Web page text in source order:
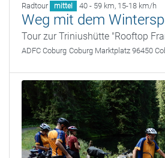
Radtour mittel 40 - 59 km, 15-18 km/h
Weg mit dem
Tour zur Triniushütte "Rooftop
ADFC Coburg Coburg Marktplatz 96450